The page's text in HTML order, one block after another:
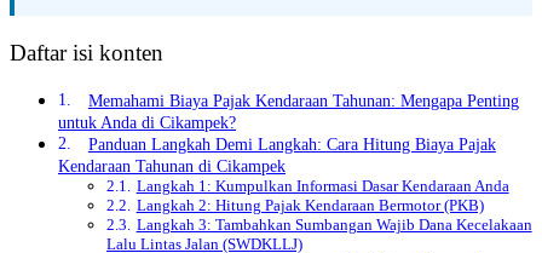
Daftar isi konten
Memahami Biaya Pajak Kendaraan Tahunan: Mengapa Penting
untuk Anda di Cikampek?
Panduan Langkah Demi Langkah: Cara Hitung Biaya Pajak
Kendaraan Tahunan di Cikampek
Langkah 1: Kumpulkan Informasi Dasar Kendaraan Anda
Langkah 2: Hitung Pajak Kendaraan Bermotor (PKB)
Langkah 3: Tambahkan Sumbangan Wajib Dana Kecelakaan
Lalu Lintas Jalan (SWDKLLJ)